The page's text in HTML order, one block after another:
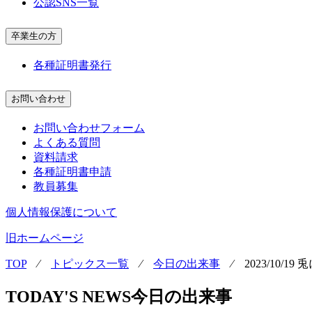
公認SNS一覧
卒業生の方
各種証明書発行
お問い合わせ
お問い合わせフォーム
よくある質問
資料請求
各種証明書申請
教員募集
個人情報保護について
旧ホームページ
TOP⁄ トピックス一覧 ⁄ 今日の出来事 ⁄ 2023/10/19
TODAY'S NEWS今日の出来事